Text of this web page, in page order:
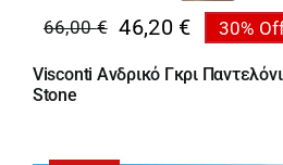
66,00€
Original
price
was:
46,20 €
Η
τρέχουσα
τιμή
30%
Visconti Ανδρικό Γκρι
Stone